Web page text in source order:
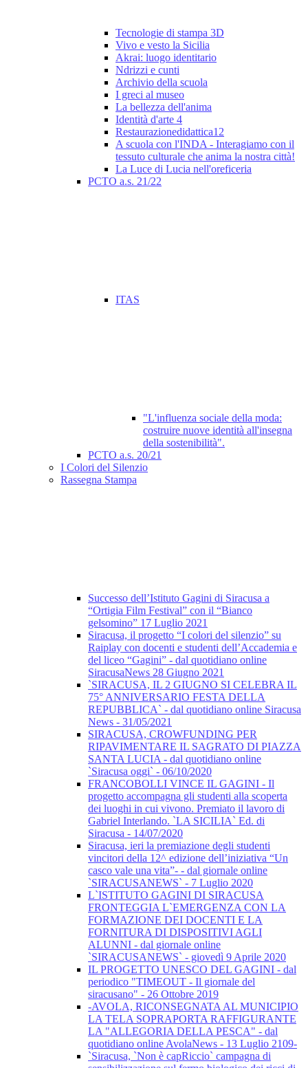
Tecnologie di stampa 3D
Vivo e vesto la Sicilia
Akrai: luogo identitario
Ndrizzi e cunti
Archivio della scuola
I greci al museo
La bellezza dell'anima
Identità d'arte 4
Restaurazionedidattica12
A scuola con l'INDA - Interagiamo con il
tessuto culturale che anima la nostra città!
La Luce di Lucia nell'oreficeria
PCTO a.s. 21/22
ITAS
"L'influenza sociale della moda:
costruire nuove identità all'insegna
della sostenibilità".
PCTO a.s. 20/21
I Colori del Silenzio
Rassegna Stampa
Successo dell’Istituto Gagini di Siracusa a
“Ortigia Film Festival” con il “Bianco
gelsomino” 17 Luglio 2021
Siracusa, il progetto “I colori del silenzio” su
Raiplay con docenti e studenti dell’Accademia e
del liceo “Gagini” - dal quotidiano online
SiracusaNews 28 Giugno 2021
`SIRACUSA, IL 2 GIUGNO SI CELEBRA IL
75° ANNIVERSARIO FESTA DELLA
REPUBBLICA` - dal quotidiano online Siracusa
News - 31/05/2021
SIRACUSA, CROWFUNDING PER
RIPAVIMENTARE IL SAGRATO DI PIAZZA
SANTA LUCIA - dal quotidiano online
`Siracusa oggi` - 06/10/2020
FRANCOBOLLI VINCE IL GAGINI - Il
progetto accompagna gli studenti alla scoperta
dei luoghi in cui vivono. Premiato il lavoro di
Gabriel Interlando. `LA SICILIA` Ed. di
Siracusa - 14/07/2020
Siracusa, ieri la premiazione degli studenti
vincitori della 12^ edizione dell’iniziativa “Un
casco vale una vita”- - dal giornale online
`SIRACUSANEWS` - 7 Luglio 2020
L`ISTITUTO GAGINI DI SIRACUSA
FRONTEGGIA L`EMERGENZA CON LA
FORMAZIONE DEI DOCENTI E LA
FORNITURA DI DISPOSITIVI AGLI
ALUNNI - dal giornale online
`SIRACUSANEWS` - giovedì 9 Aprile 2020
IL PROGETTO UNESCO DEL GAGINI - dal
periodico "TIMEOUT - Il giornale del
siracusano" - 26 Ottobre 2019
-AVOLA, RICONSEGNATA AL MUNICIPIO
LA TELA SOPRAPORTA RAFFIGURANTE
LA "ALLEGORIA DELLA PESCA" - dal
quotidiano online AvolaNews - 13 Luglio 2109-
`Siracusa, `Non è capRiccio` campagna di